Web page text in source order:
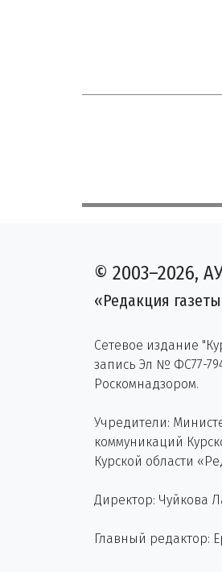
© 2003–2026,
«Редакция
Сетевое издание
запись Эл № ФС77-
Роскомнадзором.
Учредители:
коммуникаций
Курской области
Директор: Чуйкова
Главный редактор: